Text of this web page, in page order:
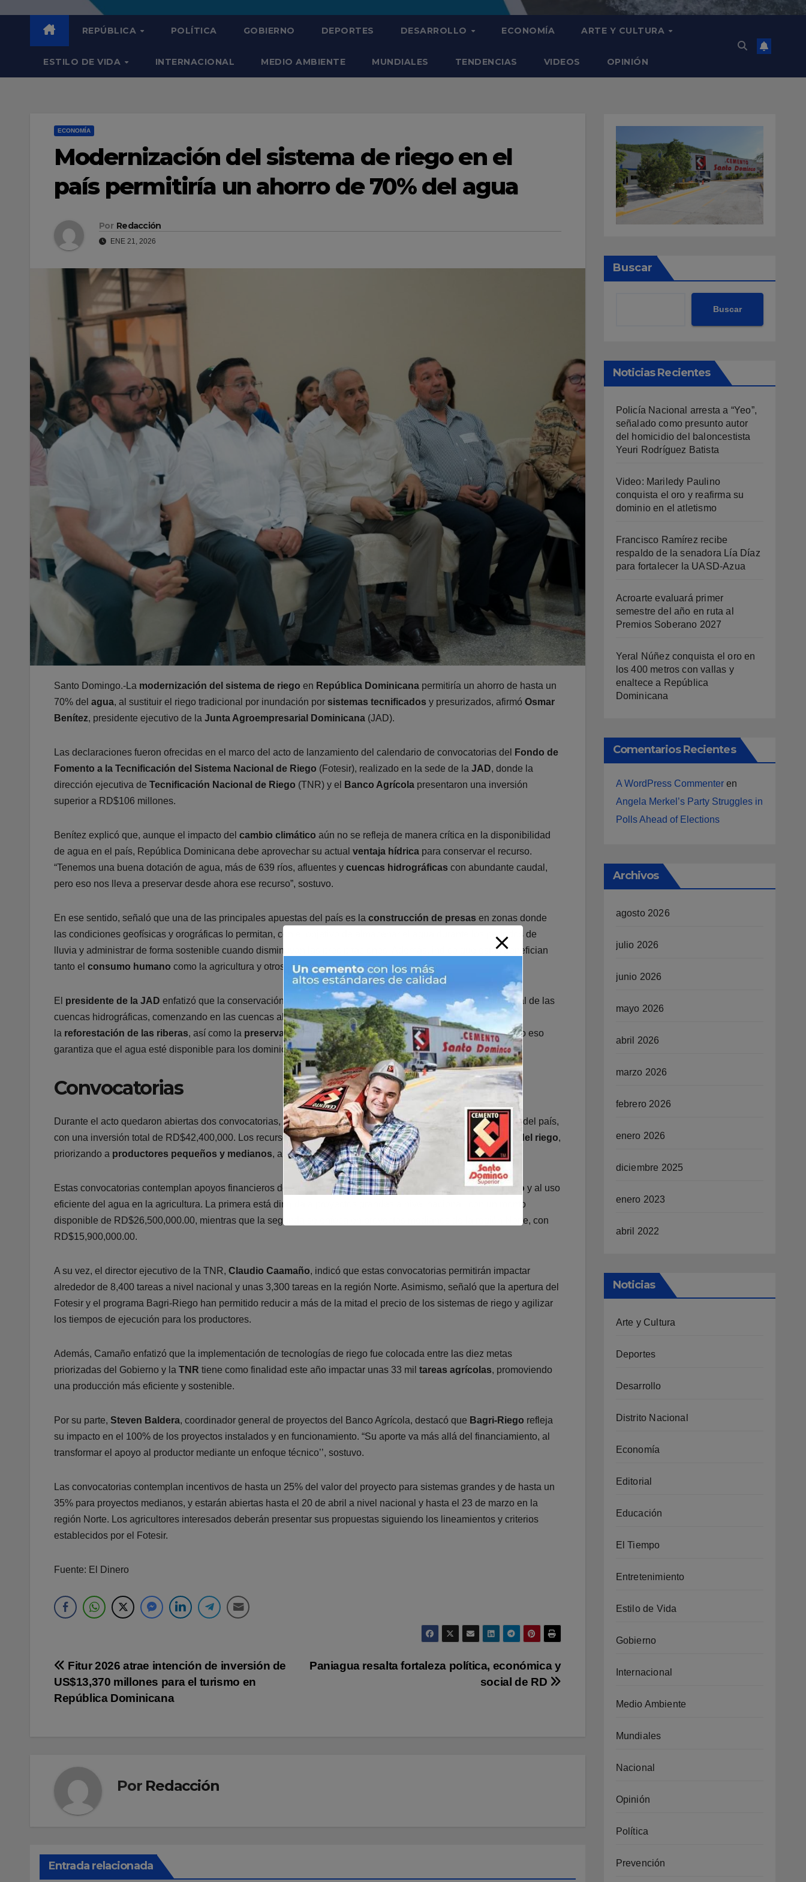
REPÚBLICA POLÍTICA GOBIERNO DEPORTES DESARROLLO ECONOMÍA ARTE Y CULTURA
ESTILO DE VIDA INTERNACIONAL MEDIO AMBIENTE MUNDIALES TENDENCIAS VIDEOS OPINIÓN
ECONOMÍA
Modernización del sistema de riego en el
país permitiría un ahorro de 70% del agua
Por Redacción
ENE 21, 2026
Santo Domingo.-La modernización del sistema de riego en República Dominicana permitiría un ahorro de hasta un
70% del agua, al sustituir el riego tradicional por inundación por sistemas tecnificados y presurizados, afirmó Osmar
Benítez, presidente ejecutivo de la Junta Agroempresarial Dominicana (JAD).
Las declaraciones fueron ofrecidas en el marco del acto de lanzamiento del calendario de convocatorias del
Fondo de
Fomento a la Tecnificación del Sistema Nacional de Riego (Fotesir), realizado en la sede de la JAD, donde la
dirección ejecutiva de Tecnificación Nacional de Riego (TNR) y el Banco Agrícola presentaron una inversión
superior a RD$106 millones.
Benítez explicó que, aunque el impacto del cambio climático aún no se refleja de manera crítica en la disponibilidad
de agua en el país, República Dominicana debe aprovechar su actual ventaja hídrica para conservar el recurso.
“Tenemos una buena dotación de agua, más de 639 ríos, afluentes y cuencas hidrográficas con abundante caudal,
pero eso nos lleva a preservar desde ahora ese recurso”, sostuvo.
En ese sentido, señaló que una de las principales apuestas del país es la construcción de presas en zonas donde
las condiciones geofísicas y orográficas lo permitan, con el objetivo de almacenar el agua durante los períodos de
lluvia y administrar de forma sostenible cuando disminuyan las precipitaciones. Además, indicó que estas benefician
tanto el consumo humano como la agricultura y otros usos productivos.
El presidente de la JAD enfatizó que la conservación del agua debe ir acompañada de una protección integral de las
cuencas hidrográficas, comenzando en las cuencas altas y extendiéndose a las medias y bajas, mediante
la reforestación de las riberas, así como la preservación de los bosques, el suelo y la biodiversidad. “Todo eso
garantiza que el agua esté disponible para los dominicanos en el presente y en el futuro”, puntualizó.
Convocatorias
Durante el acto quedaron abiertas dos convocatorias, una de alcance nacional y otra dirigida a la región Norte del país,
con una inversión total de RD$42,400,000. Los recursos estarán destinados aproyectos de modernización del riego,
priorizando a productores pequeños y medianos, aunque también podrán aplicar grandes agropecuarios
Estas convocatorias contemplan apoyos financieros destinados a lamodernización de los sistemas de riego y al uso
eficiente del agua en la agricultura. La primera está dirigida a proyectos grandes a nivel nacional, con un monto
disponible de RD$26,500,000.00, mientras que la segunda se enfoca en proyectos medianos de la región Norte, con
RD$15,900,000.00.
A su vez, el director ejecutivo de la TNR, Claudio Caamaño, indicó que estas convocatorias permitirán impactar
alrededor de 8,400 tareas a nivel nacional y unas 3,300 tareas en la región Norte. Asimismo, señaló que la apertura del
Fotesir y el programa Bagri-Riego han permitido reducir a más de la mitad el precio de los sistemas de riego y agilizar
los tiempos de ejecución para los productores.
Además, Camaño enfatizó que la implementación de tecnologías de riego fue colocada entre las diez metas
priorizadas del Gobierno y la TNR tiene como finalidad este año impactar unas 33 mil tareas agrícolas, promoviendo
una producción más eficiente y sostenible.
Por su parte, Steven Baldera, coordinador general de proyectos del Banco Agrícola, destacó que Bagri-Riego refleja
su impacto en el 100% de los proyectos instalados y en funcionamiento. “Su aporte va más allá del financiamiento, al
transformar el apoyo al productor mediante un enfoque técnico’’, sostuvo.
Las convocatorias contemplan incentivos de hasta un 25% del valor del proyecto para sistemas grandes y de hasta un
35% para proyectos medianos, y estarán abiertas hasta el 20 de abril a nivel nacional y hasta el 23 de marzo en la
región Norte. Los agricultores interesados deberán presentar sus propuestas siguiendo los lineamientos y criterios
establecidos por el Fotesir.
Fuente: El Dinero
Navegación
de
Paniagua resalta fortaleza política, económica y
social de RD
Fitur 2026 atrae intención de inversión de
US$13,370 millones para el turismo en
República Dominicana
Por Redacción
Entrada relacionada
Buscar
Buscar
Noticias Recientes
Policía Nacional arresta a “Yeo”,
señalado como presunto autor
del homicidio del baloncestista
Yeuri Rodríguez Batista
Video: Mariledy Paulino
conquista el oro y reafirma su
dominio en el atletismo
Francisco Ramírez recibe
respaldo de la senadora Lía Díaz
para fortalecer la UASD-Azua
Acroarte evaluará primer
semestre del año en ruta al
Premios Soberano 2027
Yeral Núñez conquista el oro en
los 400 metros con vallas y
enaltece a República
Dominicana
Comentarios Recientes
A WordPress Commenteren
Angela Merkel’s Party Struggles in
Polls Ahead of Elections
Archivos
agosto 2026
julio 2026
junio 2026
mayo 2026
abril 2026
marzo 2026
febrero 2026
enero 2026
diciembre 2025
enero 2023
abril 2022
Noticias
Arte y Cultura
Deportes
Desarrollo
Distrito Nacional
Economía
Editorial
Educación
El Tiempo
Entretenimiento
Estilo de Vida
Gobierno
Internacional
Medio Ambiente
Mundiales
Nacional
Opinión
Política
Prevención